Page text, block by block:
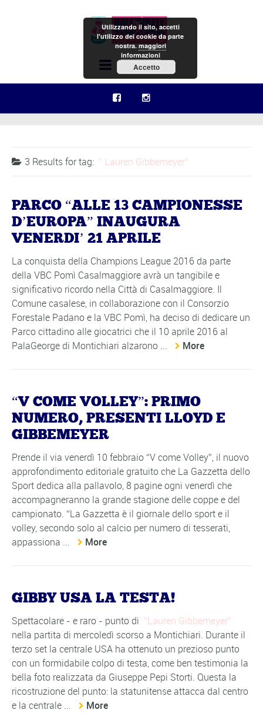
Menu
3 Results fortag: Lauren Gibbemeyer
PARCO “ALLE 13 CAMPIONESSE
D’EUROPA” INAUGURA
VENERDI’ 21 APRILE
La conquista della Champions League 2016 da parte
della VBC Pomì Casalmaggiore avrà un tangibile e
significativo ricordo nella Città di Casalmaggiore. Il
Comune casalese, in collaborazione con il Consorzio
Forestale Padano e la VBC Pomì, ha deciso di dedicare un
Parco cittadino alle giocatrici che il 10 aprile 2016 al
PalaGeorge di Montichiari alzarono ...
More
“V COME VOLLEY”: PRIMO
NUMERO, PRESENTI LLOYD E
GIBBEMEYER
Prende il via venerdì 10 febbraio “V come Volley”, il nuovo
approfondimento editoriale gratuito che La Gazzetta dello
Sport dedica alla pallavolo, 8 pagine ogni venerdì che
accompagneranno la grande stagione delle coppe e del
campionato. “La Gazzetta è il giornale dello sport e il
volley, secondo solo al calcio per numero di tesserati,
appassiona ...
More
GIBBY USA LA TESTA!
Spettacolare - e raro - punto di
Lauren Gibbemeyer
nella partita di mercoledì scorso a Montichiari. Durante il
terzo set la centrale USA ha ottenuto un prezioso punto
con un formidabile colpo di testa, come ben testimonia la
bella foto realizzata da Giuseppe Pepi Storti. Questa la
ricostruzione del punto: la statunitense attacca dal centro
e la centrale ...
More
Utilizzando il sito, accetti
l'utilizzo dei cookie da parte
nostra.maggiori
informazioni
Accetto